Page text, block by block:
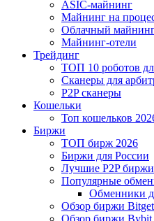
ASIC-майнинг
Майнинг на
Облачный
Майнинг-отели
Трейдинг
ТОП 10 роботов
Сканеры для
P2P сканеры
Кошельки
Топ кошельков
Биржи
ТОП бирж 2026
Биржи для России
Лучшие P2P биржи
Популярные
Обменники
Обзор биржи Bitget
Обзор биржи Bybit